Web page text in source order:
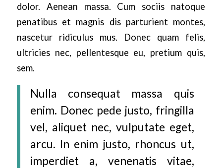
dolor. Aenean massa. Cum sociis natoque
penatibus et magnis dis parturient montes,
nascetur ridiculus mus. Donec quam felis,
ultricies nec, pellentesque eu, pretium quis,
sem.
Nulla consequat massa quis
enim. Donec pede justo, fringilla
vel, aliquet nec, vulputate eget,
arcu. In enim justo, rhoncus ut,
imperdiet a, venenatis vitae,